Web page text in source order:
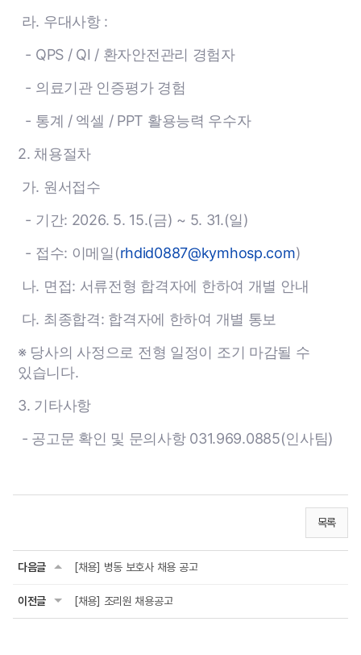
라. 우대사항 :
- QPS / QI / 환자안전관리 경험자
- 의료기관 인증평가 경험
- 통계 / 엑셀 / PPT 활용능력 우수자
2. 채용절차
가. 원서접수
- 기간: 2026. 5. 15.(금) ~ 5. 31.(일)
- 접수: 이메일(rhdid0887@kymhosp.com)
나. 면접: 서류전형 합격자에 한하여 개별 안내
다. 최종합격: 합격자에 한하여 개별 통보
※ 당사의 사정으로 전형 일정이 조기 마감될 수
있습니다.
3. 기타사항
- 공고문 확인 및 문의사항 031.969.0885(인사팀)
목록
다음글 [채용] 병동 보호사 채용 공고
이전글 [채용] 조리원 채용공고